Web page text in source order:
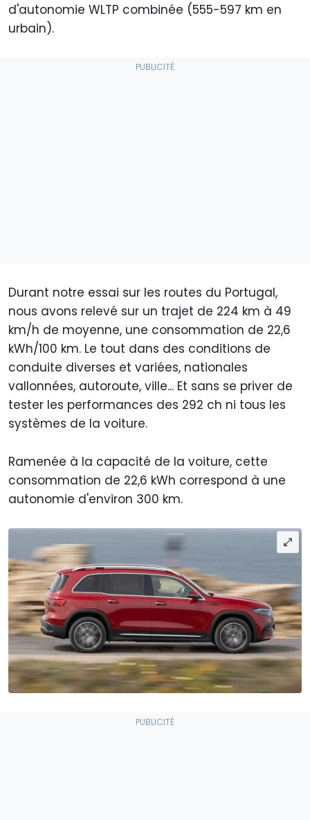
d'autonomie WLTP combinée (555-597 km en
urbain).
Durant notre essai sur les routes du Portugal,
nous avons relevé sur un trajet de 224 km à 49
km/h de moyenne, une consommation de 22,6
kWh/100 km. Le tout dans des conditions de
conduite diverses et variées, nationales
vallonnées, autoroute, ville... Et sans se priver de
tester les performances des 292 ch ni tous les
systèmes de la voiture.
Ramenée à la capacité de la voiture, cette
consommation de 22,6 kWh correspond à une
autonomie d'environ 300 km.